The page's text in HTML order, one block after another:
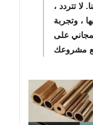
لا تتردد ،
، وتجربة
على